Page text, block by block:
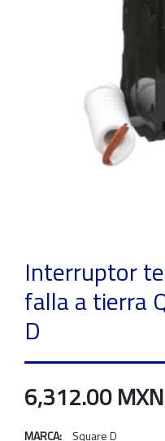
Interruptor
falla a tierra
D
6,312.00 MXN
MARCA: Square D